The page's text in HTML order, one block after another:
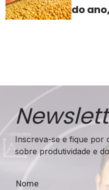
do
Inscreva-se e fique por
sobre produtividade e